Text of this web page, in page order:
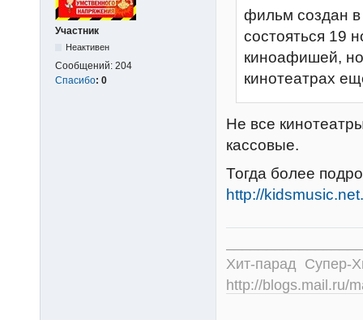
Участник
Неактивен
Сообщений: 204
Спасибо: 0
фильм создан
состояться 19
киноафишей,
кинотеатрах
Не все
кассовые.
Тогда более
http://
Хит-парад Супер-
http://blogs.mail.ru/